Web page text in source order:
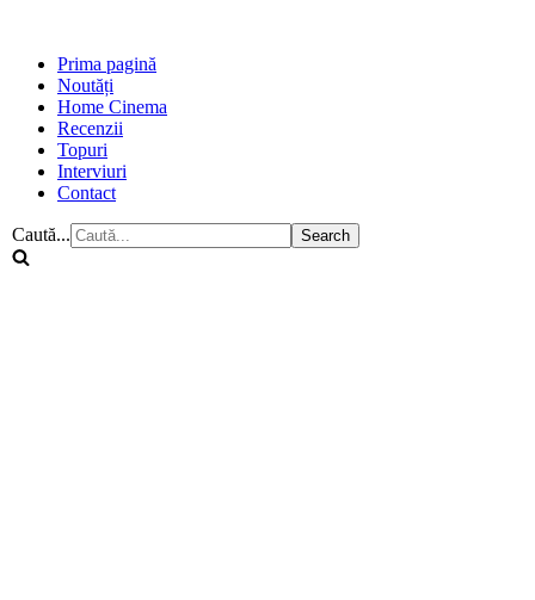
Prima pagină
Noutăți
Home Cinema
Recenzii
Topuri
Interviuri
Contact
Caută...